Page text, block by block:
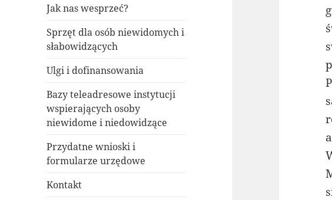
Jak nas wesprzeć?
Sprzęt dla osób niewidomych i
słabowidzących
Ulgi i dofinansowania
Bazy teleadresowe instytucji
wspierających osoby
niewidome i niedowidzące
Przydatne wnioski i
formularze urzędowe
Kontakt